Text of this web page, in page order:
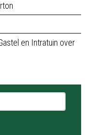
en Intratuin over